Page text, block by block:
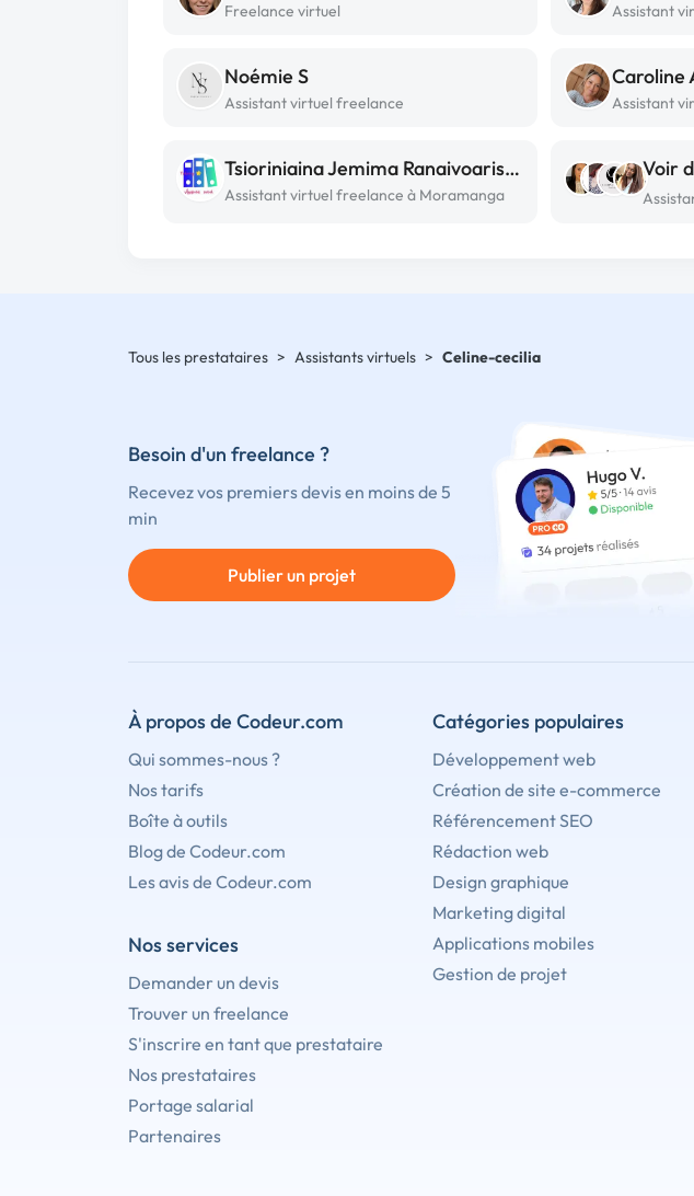
Freelance virtuel Assistant
Noémie S
Assistant virtuel freelance
Caroline
Assistant
Tsioriniaina Jemima Ranaivoarison
Assistant virtuel freelance à Moramanga
Voir
Tous les prestataires > Assistants virtuels > Celine-cecilia
Besoin d'un freelance ?
Recevez vos premiers devis en moins de 5
min
Publier un projet
À propos de Codeur.com
Qui sommes-nous ?
Nos tarifs
Boîte à outils
Blog de Codeur.com
Les avis de Codeur.com
Nos services
Demander un devis
Trouver un freelance
S'inscrire en tant que prestataire
Nos prestataires
Portage salarial
Partenaires
Catégories populaires
Développement web
Création de site e-commerce
Référencement SEO
Rédaction web
Design graphique
Marketing digital
Applications mobiles
Gestion de projet